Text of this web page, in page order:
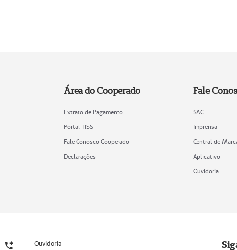
Área do Cooperado
Extrato de Pagamento
Portal TISS
Fale Conosco Cooperado
Declarações
Fale
SAC
Imprensa
Central de
Aplicativo
Ouvidoria
Ouvidoria